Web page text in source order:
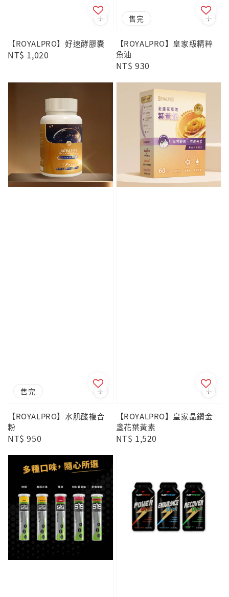
【ROYALPRO】好速酵膠囊
Regular
NT$ 1,020
售完
【ROYALPRO】皇家級精粹
魚油
Regular
NT$ 930
售完
【ROYALPRO】水肌酸複合
粉
Regular
NT$ 950
【ROYALPRO】皇家晶鑽⾦
盞花葉黃素
Regular
NT$ 1,520